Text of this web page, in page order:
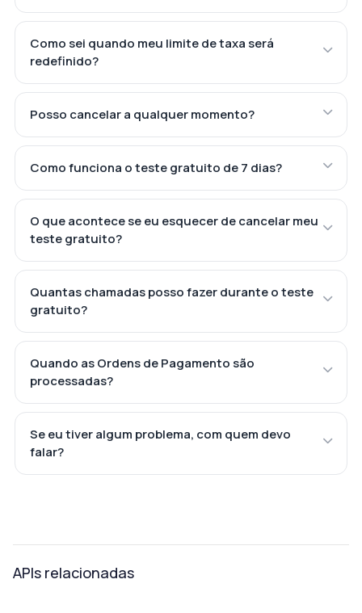
Como sei quando meu limite de taxa será
redefinido?
Posso cancelar a qualquer momento?
Como funciona o teste gratuito de 7 dias?
O que acontece se eu esquecer de cancelar meu
teste gratuito?
Quantas chamadas posso fazer durante o teste
gratuito?
Quando as Ordens de Pagamento são
processadas?
Se eu tiver algum problema, com quem devo
falar?
APIs relacionadas